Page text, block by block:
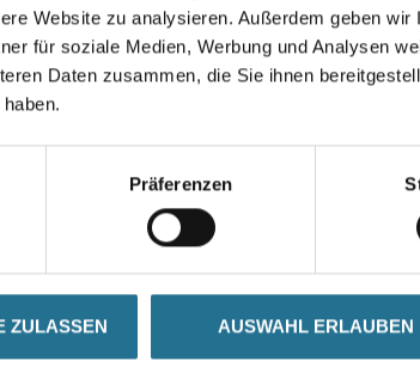
Website zu analysieren. Außerdem geben
für soziale Medien, Werbung und Analysen
Daten zusammen, die Sie ihnen
Präferenzen
ZULASSEN AUSWAHL ERLAUBEN
Sie in der Zwischenzeit unseren Online-